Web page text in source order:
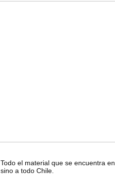
Todo el material que se encuentra
sino a todo Chile.